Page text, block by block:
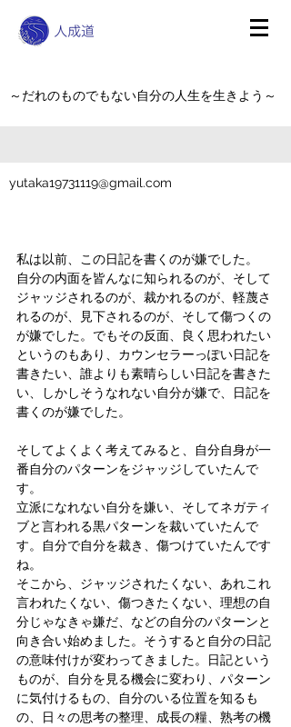
～だれのものでもない自分の人生を生きよう～
yutaka19731119@gmail.com
私は以前、この日記を書くのが嫌でした。
自分の内面を皆んなに知られるのが、そして
ジャッジされるのが、裁かれるのが、軽蔑さ
れるのが、見下されるのが、そして傷つくの
が嫌でした。でもその反面、良く思われたい
というのもあり、カウンセラーっぽい日記を
書きたい、誰よりも素晴らしい日記を書きた
い、しかしそうなれない自分が嫌で、日記を
書くのが嫌でした。
そしてよくよく考えてみると、自分自身が一
番自分のパターンをジャッジしていたんで
す。
立派になれない自分を嫌い、そしてネガティ
ブと言われる黒パターンを裁いていたんで
す。自分で自分を裁き、傷つけていたんです
ね。
そこから、ジャッジされたくない、あれこれ
言われたくない、傷つきたくない、理想の自
分じゃなきゃ嫌だ、などの自分のパターンと
向き合い始めました。そうすると自分の日記
の意味付けが変わってきました。日記という
ものが、自分を見る機会に変わり、パターン
に気付けるもの、自分のいる位置を知るも
の、日々の思考の整理、成長の糧、熟考の機